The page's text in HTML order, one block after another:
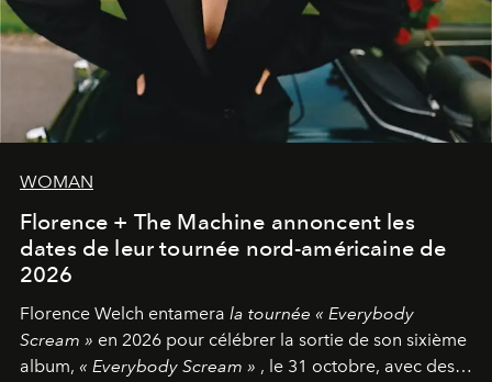
WOMAN
Florence + The Machine annoncent les
dates de leur tournée nord-américaine de
2026
Florence Welch entamera la tournée « Everybody
Scream » en 2026 pour célébrer la sortie de son sixième
album, « Everybody Scream » , le 31 octobre, avec des